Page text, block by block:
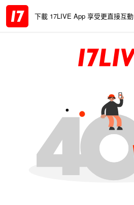
下載 17LIVE App 享受更直接互動